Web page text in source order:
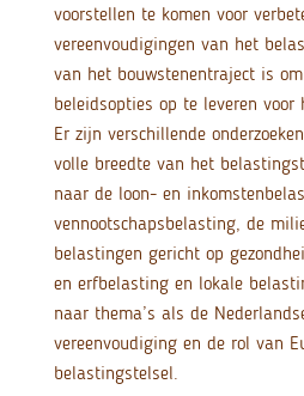
voorstellen te komen voor
vereenvoudigingen van het
van het bouwstenentraject is
beleidsopties op te leveren voor
Er zijn verschillende
volle breedte van het
naar de loon- en
vennootschapsbelasting, de
belastingen gericht op
en erfbelasting en lokale
naar thema’s als de
vereenvoudiging en de rol van
belastingstelsel.